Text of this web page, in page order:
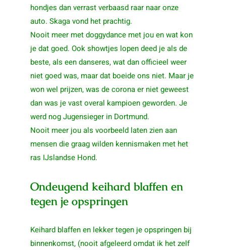
hondjes dan verrast verbaasd raar naar onze
auto. Skaga vond het prachtig.
Nooit meer met doggydance met jou en wat kon
je dat goed. Ook showtjes lopen deed je als de
beste, als een danseres, wat dan officieel weer
niet goed was, maar dat boeide ons niet. Maar je
won wel prijzen, was de corona er niet geweest
dan was je vast overal kampioen geworden. Je
werd nog Jugensieger in Dortmund.
Nooit meer jou als voorbeeld laten zien aan
mensen die graag wilden kennismaken met het
ras IJslandse Hond.
Ondeugend keihard blaffen en
tegen je opspringen
Keihard blaffen en lekker tegen je opspringen bij
binnenkomst, (nooit afgeleerd omdat ik het zelf